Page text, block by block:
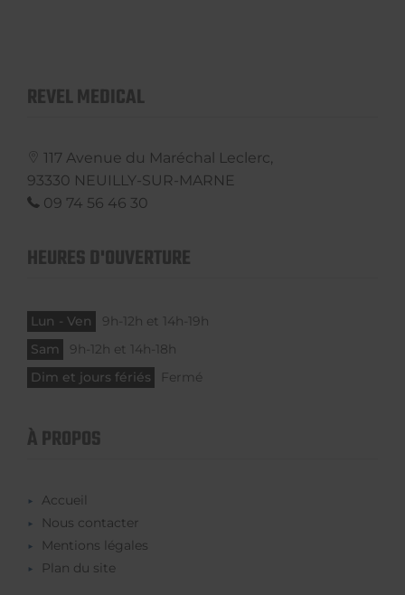
REVEL MEDICAL
117 Avenue du Maréchal Leclerc,
93330 NEUILLY-SUR-MARNE
09 74 56 46 30
HEURES D'OUVERTURE
Lun - Ven
9h-12h et 14h-19h
Sam
9h-12h et 14h-18h
Dim et jours fériés
Fermé
À PROPOS
Accueil
Nous contacter
Mentions légales
Plan du site